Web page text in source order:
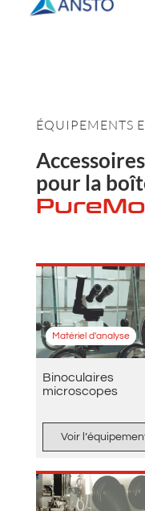
ÉQUIPEMENTS
pour la
Matériel d'analyse
Binoculaires
microscopes
Voir